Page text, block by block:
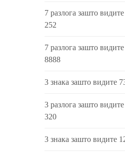
7 разлога зашто
252
7 разлога зашто
8888
3 знака зашто видите
3 разлога зашто
320
3 знака зашто видите